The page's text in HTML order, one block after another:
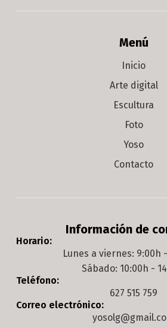
Menú
Inicio
Arte digital
Escultura
Foto
Yoso
Contacto
Información de
Horario:
Lunes a viernes: 9:00h
Sábado: 10:00h -
Teléfono:
627 515 759
Correo electrónico: